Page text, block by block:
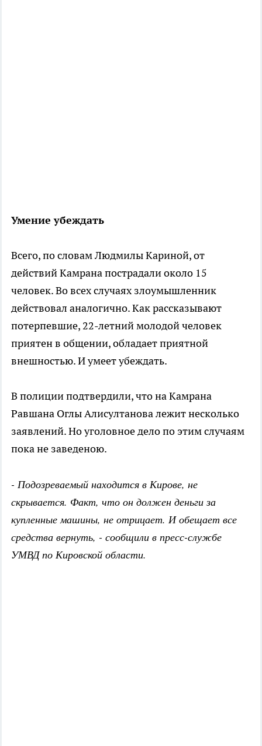
Умение убеждать
Всего, по словам Людмилы Кариной, от
действий Камрана пострадали около 15
человек. Во всех случаях злоумышленник
действовал аналогично. Как рассказывают
потерпевшие, 22-летний молодой человек
приятен в общении, обладает приятной
внешностью. И умеет убеждать.
В полиции подтвердили, что на Камрана
Равшана Оглы Алисултанова лежит несколько
заявлений. Но уголовное дело по этим случаям
пока не заведеною.
- Подозреваемый находится в Кирове, не
скрывается. Факт, что он должен деньги за
купленные машины, не отрицает. И обещает все
средства вернуть, - сообщили в пресс-службе
УМВД по Кировской области.